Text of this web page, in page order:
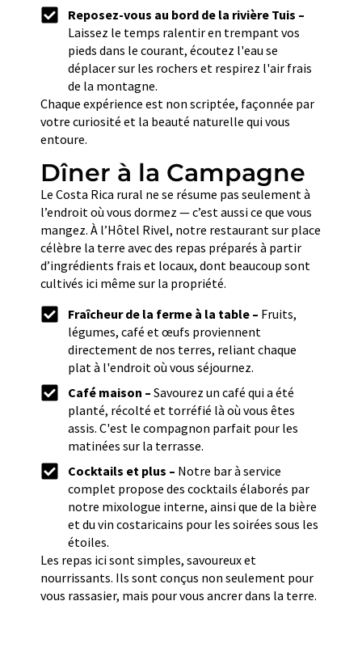
Reposez-vous au bord de la rivière Tuis –
Laissez le temps ralentir en trempant vos
pieds dans le courant, écoutez l'eau se
déplacer sur les rochers et respirez l'air frais
de la montagne.
Chaque expérience est non scriptée, façonnée par
votre curiosité et la beauté naturelle qui vous
entoure.
Dîner à la Campagne
Le Costa Rica rural ne se résume pas seulement à
l’endroit où vous dormez — c’est aussi ce que vous
mangez. À l’Hôtel Rivel, notre restaurant sur place
célèbre la terre avec des repas préparés à partir
d’ingrédients frais et locaux, dont beaucoup sont
cultivés ici même sur la propriété.
Fraîcheur de la ferme à la table – Fruits,
légumes, café et œufs proviennent
directement de nos terres, reliant chaque
plat à l'endroit où vous séjournez.
Café maison – Savourez un café qui a été
planté, récolté et torréfié là où vous êtes
assis. C'est le compagnon parfait pour les
matinées sur la terrasse.
Cocktails et plus – Notre bar à service
complet propose des cocktails élaborés par
notre mixologue interne, ainsi que de la bière
et du vin costaricains pour les soirées sous les
étoiles.
Les repas ici sont simples, savoureux et
nourrissants. Ils sont conçus non seulement pour
vous rassasier, mais pour vous ancrer dans la terre.